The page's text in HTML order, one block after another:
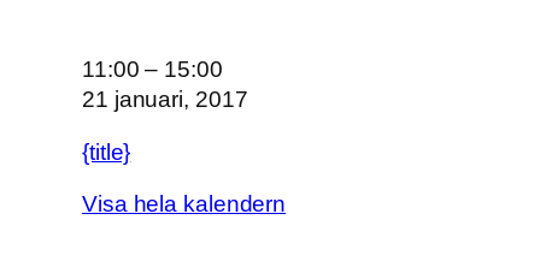
B
r
s
l
11:00 – 15:00
21 januari, 2017
{title}
Visa hela kalendern